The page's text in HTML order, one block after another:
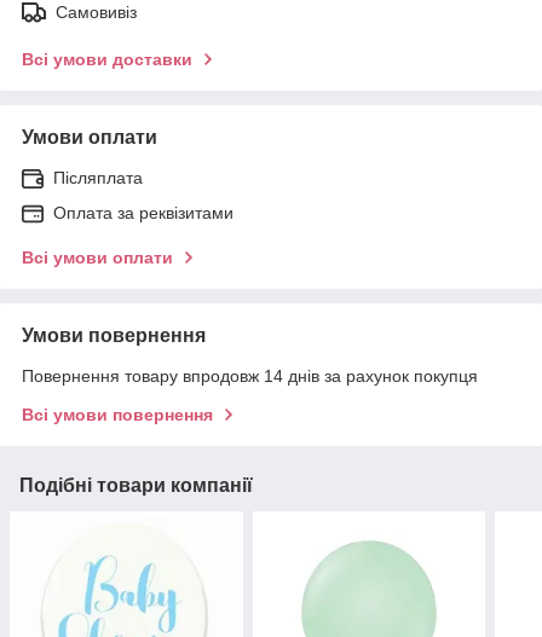
Самовивіз
Всі умови доставки
Умови оплати
Післяплата
Оплата за реквізитами
Всі умови оплати
Умови повернення
Повернення товару впродовж 14 днів за рахунок покупця
Всі умови повернення
Подібні товари компанії